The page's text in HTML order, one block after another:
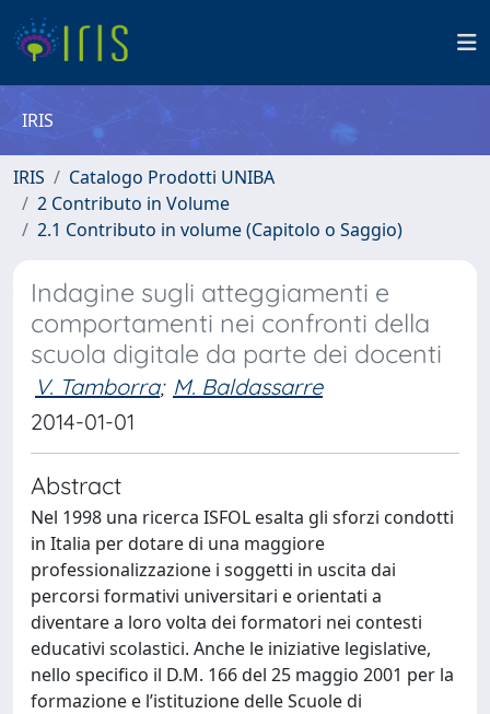
IRIS
IRIS
Catalogo Prodotti UNIBA
2 Contributo in Volume
2.1 Contributo in volume (Capitolo o Saggio)
Indagine sugli atteggiamenti e
comportamenti nei confronti della
scuola digitale da parte dei docenti
V. Tamborra; M. Baldassarre
2014-01-01
Abstract
Nel 1998 una ricerca ISFOL esalta gli sforzi condotti
in Italia per dotare di una maggiore
professionalizzazione i soggetti in uscita dai
percorsi formativi universitari e orientati a
diventare a loro volta dei formatori nei contesti
educativi scolastici. Anche le iniziative legislative,
nello specifico il D.M. 166 del 25 maggio 2001 per la
formazione e l’istituzione delle Scuole di